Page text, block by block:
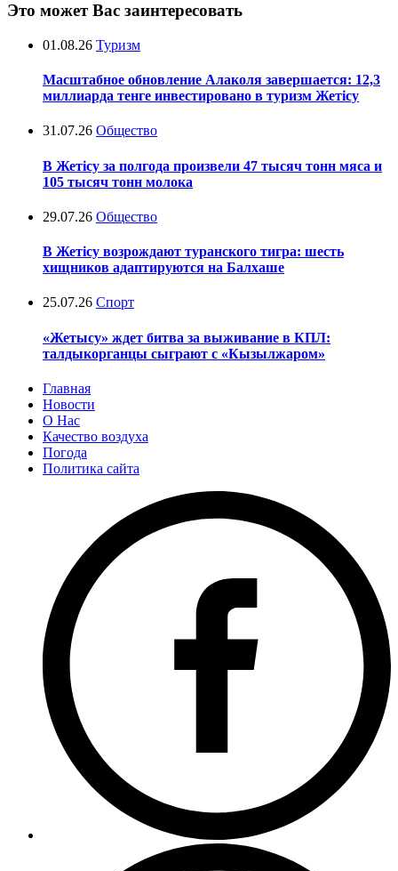
Это может Вас заинтересовать
01.08.26 Туризм
Масштабное обновление Алаколя завершается: 12,3
миллиарда тенге инвестировано в туризм Жетісу
31.07.26 Общество
В Жетісу за полгода произвели 47 тысяч тонн мяса и
105 тысяч тонн молока
29.07.26 Общество
В Жетісу возрождают туранского тигра: шесть
хищников адаптируются на Балхаше
25.07.26 Спорт
«Жетысу» ждет битва за выживание в КПЛ:
талдыкорганцы сыграют с «Кызылжаром»
Главная
Новости
О Нас
Качество воздуха
Погода
Политика сайта